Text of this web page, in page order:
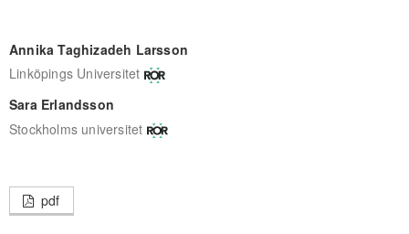
Annika Taghizadeh Larsson
Linköpings Universitet
Sara Erlandsson
Stockholms universitet
pdf